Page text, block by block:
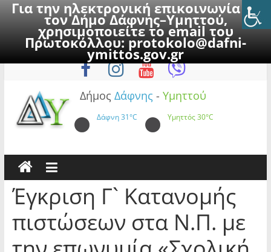
Για την ηλεκτρονική επικοινωνία με
τον Δήμο Δάφνης–Υμηττού,
χρησιμοποιείτε το email του
Πρωτοκόλλου:protokolo@dafni-
ymittos.gov.gr
to
Κυριακή, 9 Αυγούστου 2026
Δήμος Δάφνης - Υμηττού
Δάφνη31°C Υμηττός30°C
Έγκριση Γ` Κατανομής
πιστώσεων στα Ν.Π. με